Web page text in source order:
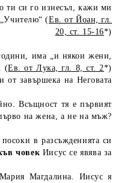
ти си го изнесъл, кажи ми
(Ев. от Йоан, гл.
20, ст. 15-16*)
има „и някои жени,
(Ев. от Лука, гл. 8, ст. 2*)
от завършека на Неговата
Всъщност тя е първият
на жена, а не на мъж?
в разсъжденията си
човек Иисус се явява за
Магдалина. Иисус я